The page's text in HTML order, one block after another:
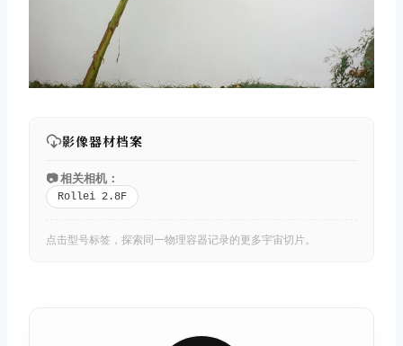
影像器材档案
📷 相关相机：
Rollei 2.8F
点击型号标签，探索同一物理容器记录的更多宇宙切片。